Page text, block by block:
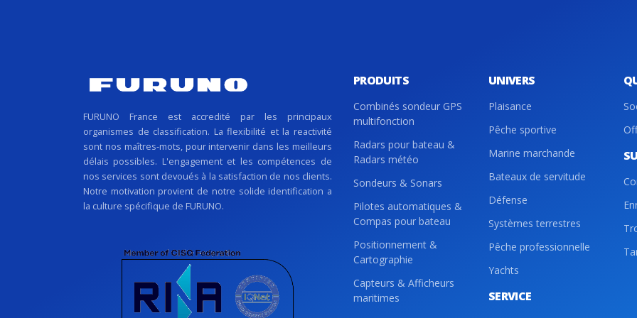
FURUNO France est accredité par les principaux
organismes de classification. La flexibilité et la reactivité
sont nos maîtres-mots, pour intervenir dans les meilleurs
délais possibles. L'engagement et les compétences de
nos services sont devoués à la satisfaction de nos clients.
Notre motivation provient de notre solide identification a
la culture spécifique de FURUNO.
PRODUITS
Combinés sondeur GPS
multifonction
Radars pour bateau &
Radars météo
Sondeurs & Sonars
Pilotes automatiques &
Compas pour bateau
Positionnement &
Cartographie
Capteurs & Afficheurs
maritimes
UNIVERS
Plaisance
Pêche sportive
Marine marchande
Bateaux de servitude
Défense
Systèmes terrestres
Pêche professionnelle
Yachts
SERVICE